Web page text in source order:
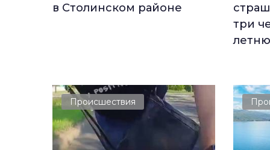
в Столинском районе
три
Происшествия